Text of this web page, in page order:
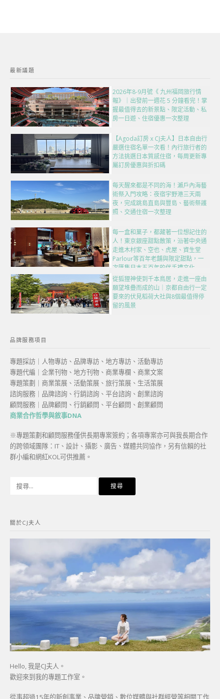
最新議題
2026年8-9月號《 九州福岡旅行情
報》｜出發前一週花 5 分鐘看完！掌
握最值得去的新景點、限定活動、私
房一日遊、住宿優惠一次整理
【Agoda訂房 x CJ夫人】日本自由行
嚴選住宿名單一次看！內行旅行者的
方法挑選日本質感住宿，每周更新專
屬訂房優惠與折扣碼
每天醒來都是不同的海！瀨戶內海藝
術祭入門攻略：夜宿宇野港三天兩
夜，完成跳島直島與豐島、藝術祭護
照、交通住宿一次整理
每一盒和菓子，都藏著一位想記住的
人！東京銀座甜點散策，沿著中央通
走進木村家、空也、虎屋、資生堂
Parlour等百年老舖與限定甜點，一
次匯集日本五百年的伴手禮文化
從狐狸神使到千本鳥居，走進一座由
願望堆疊而成的山｜京都自由行一定
要來的伏見稻荷大社與8個最值得停
留的風景
品牌服務項目
專題採訪｜人物專訪、品牌專訪、地方專訪、活動專訪
專題代編｜企業刊物、地方刊物、商業專欄、商業文案
專題策劃｜商業策展、活動策展、旅行策展、生活策展
諮詢服務｜品牌諮詢、行銷諮詢、平台諮詢、創業諮詢
顧問服務｜品牌顧問、行銷顧問、平台顧問、創業顧問
商業合作哲學與敘事DNA
※專題策劃和顧問服務僅供長期專案簽約；各項專案亦可與我長期合作
的跨領域團隊：IT、設計、攝影、廣告、媒體共同協作，另有信賴的社
群小編和網紅KOL可供推薦。
字:
關於CJ夫人
Hello, 我是CJ夫人。
歡迎來到我的專題工作室。
從事超過15年的新創事業、品牌營銷、數位媒體與社群經營等相關工作